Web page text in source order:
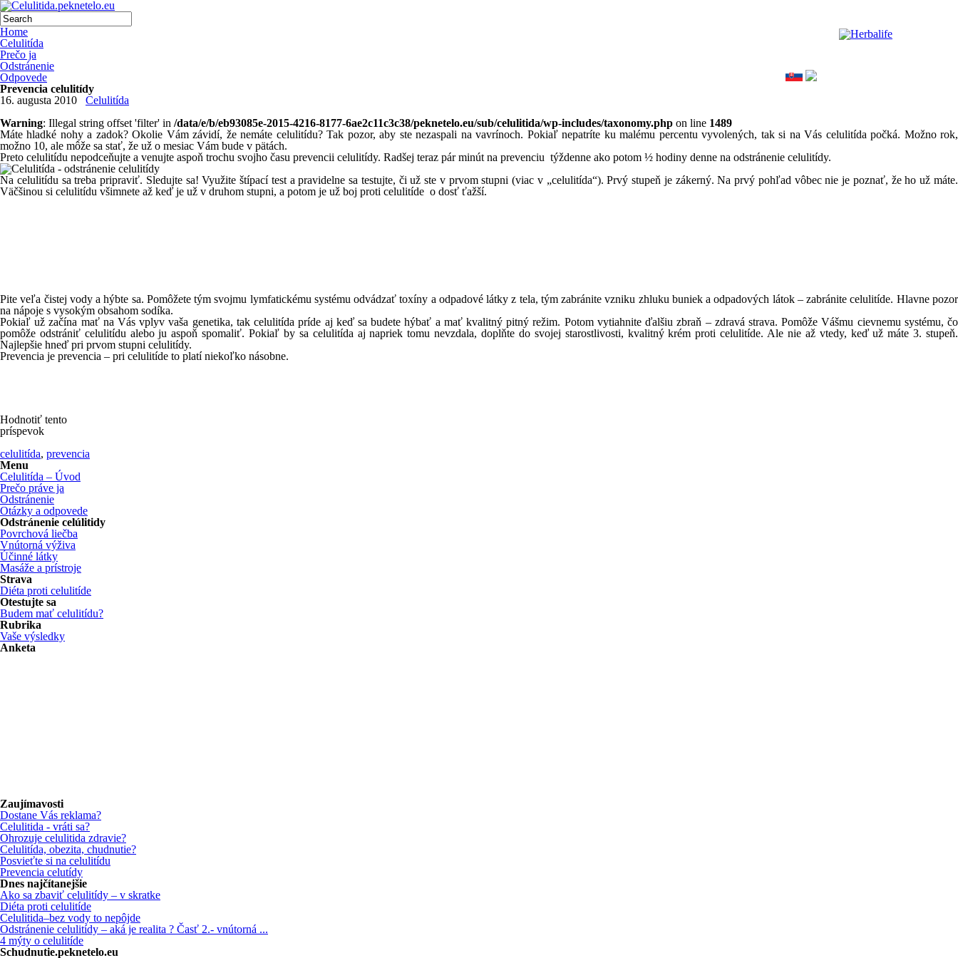
Home
Celulitída
Prečo ja
Odstránenie
Odpovede
Prevencia celulitídy
16. augusta 2010
Celulitída
Warning: Illegal string offset 'filter' in /data/e/b/eb93085e-2015-4216-8177-6ae2c11c3c38/peknetelo.eu/sub/celulitida/wp-includes/taxonomy.php on line 1489
Máte hladké nohy a zadok? Okolie Vám závidí, že nemáte celulitídu? Tak pozor, aby ste nezaspali na vavrínoch. Pokiaľ nepatríte ku malému percentu vyvolených, tak si na Vás celulitída počká. Možno rok,
možno 10, ale môže sa stať, že už o mesiac Vám bude v pätách.
Preto celulitídu nepodceňujte a venujte aspoň trochu svojho času prevencii celulitídy. Radšej teraz pár minút na prevenciu týždenne ako potom ½ hodiny denne na odstránenie celulitídy.
Na celulitídu sa treba pripraviť. Sledujte sa! Využite štípací test a pravidelne sa testujte, či už ste v prvom stupni (viac v „celulitída“). Prvý stupeň je zákerný. Na prvý pohľad vôbec nie je poznať, že ho už máte.
Väčšinou si celulitídu všimnete až keď je už v druhom stupni, a potom je už boj proti celulitíde o dosť ťažší.
Pite veľa čistej vody a hýbte sa. Pomôžete tým svojmu lymfatickému systému odvádzať toxíny a odpadové látky z tela, tým zabránite vzniku zhluku buniek a odpadových látok – zabránite celulitíde. Hlavne pozor
na nápoje s vysokým obsahom sodíka.
Pokiaľ už začína mať na Vás vplyv vaša genetika, tak celulitída príde aj keď sa budete hýbať a mať kvalitný pitný režim. Potom vytiahnite ďalšiu zbraň – zdravá strava. Pomôže Vášmu cievnemu systému, čo
pomôže odstrániť celulitídu alebo ju aspoň spomaliť. Pokiaľ by sa celulitída aj napriek tomu nevzdala, doplňte do svojej starostlivosti, kvalitný krém proti celulitíde. Ale nie až vtedy, keď už máte 3. stupeň.
Najlepšie hneď pri prvom stupni celulitídy.
Prevencia je prevencia – pri celulitíde to platí niekoľko násobne.
Hodnotiť tento
príspevok
celulitída, prevencia
Menu
Celulitída – Úvod
Prečo práve ja
Odstránenie
Otázky a odpovede
Odstránenie celúlitidy
Povrchová liečba
Vnútorná výživa
Účinné látky
Masáže a prístroje
Strava
Diéta proti celulitíde
Otestujte sa
Budem mať celulitídu?
Rubrika
Vaše výsledky
Anketa
Zaujímavosti
Dostane Vás reklama?
Celulitida - vráti sa?
Ohrozuje celulitida zdravie?
Celulitída, obezita, chudnutie?
Posvieťte si na celulitídu
Prevencia celutídy
Dnes najčítanejšie
Ako sa zbaviť celulitídy – v skratke
Diéta proti celulitíde
Celulitida–bez vody to nepôjde
Odstránenie celulitídy – aká je realita ? Časť 2.- vnútorná ...
4 mýty o celulitíde
Schudnutie.peknetelo.eu